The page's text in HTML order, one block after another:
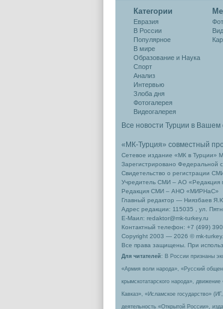
Категории
Евразия
В России
Популярное
В мире
Образование и Наука
Спорт
Анализ
Интервью
Злоба дня
Фотогалерея
Видеогалерея
Все новости Турции в
«МК-Турция» совместный
Сетевое издание «МК в Турции»
Зарегистрировано Федеральной
Свидетельство о регистрации
Учредитель СМИ – АО «Редакция
Редакция СМИ – АНО «МИРНаС»
Главный редактор — Ниязбаев
Адрес редакции: 115035 , ул.
Е-Маил: redaktor@mk-turkey.ru
Контактный телефон: +7 (499)
Copyright 2003 — 2026 © mk-
Все права защищены. При
Для читателей : В России признаны
«Армия воли народа», «Русский
крымскотатарского народа»,
Кавказ», «Исламское государство»
деятельность «Открытой России»,